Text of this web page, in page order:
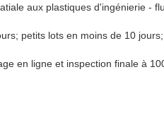
aux plastiques d'ingénierie -
petits lots en moins de 10
en ligne et inspection finale à